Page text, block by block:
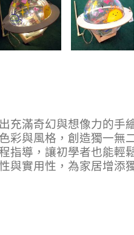
充滿奇幻與想像力的手
彩與風格，創造獨一無
指導，讓初學者也能輕
與實用性，為家居增添